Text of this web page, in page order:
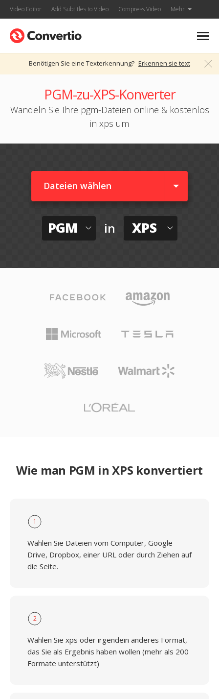
Video Editor Add Subtitles to Video Compress Video Mehr
Benötigen Sie eine Texterkennung? Erkennen sie text
PGM-zu-XPS-Konverter
Wandeln Sie Ihre pgm-Dateien online & kostenlos
in xps um
Dateien wählen
PGM in XPS
Wie man PGM in XPS konvertiert
1
Wählen Sie Dateien vom Computer, Google
Drive, Dropbox, einer URL oder durch Ziehen auf
die Seite.
2
Wählen Sie xps oder irgendein anderes Format,
das Sie als Ergebnis haben wollen (mehr als 200
Formate unterstützt)